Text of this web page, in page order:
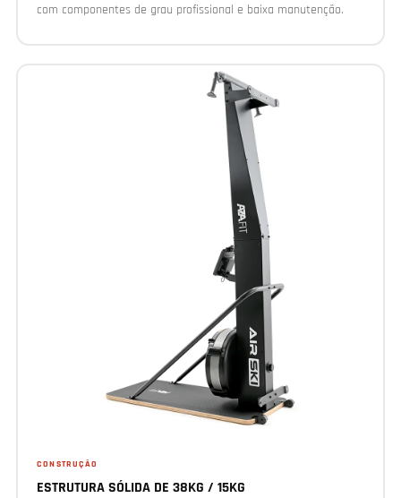
com componentes de grau profissional e baixa manutenção.
CONSTRUÇÃO
ESTRUTURA SÓLIDA DE 38KG / 15KG